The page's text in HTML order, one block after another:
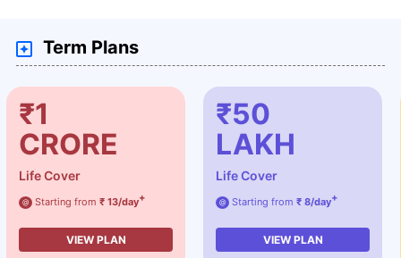
Term Plans
₹1
CRORE
Life Cover
@ Starting from ₹ 13/day+
VIEW PLAN
₹50
LAKH
Life Cover
@ Starting from ₹ 8/day+
VIEW PLAN